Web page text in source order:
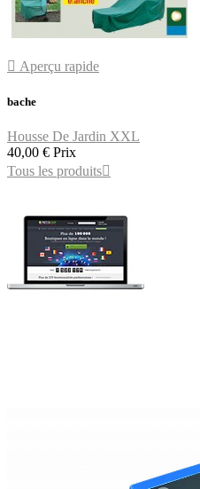
 Aperçu rapide
bache
Housse De Jardin XXL
40,00 € Prix
Tous les produits